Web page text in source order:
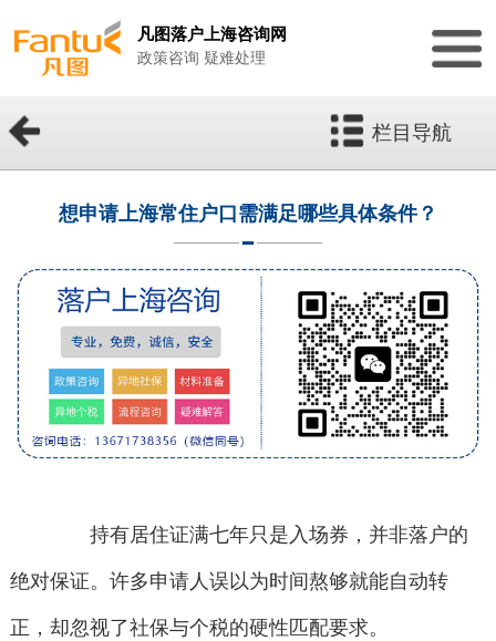
凡图落户上海咨询网
政策咨询 疑难处理
栏目导航
想申请上海常住户口需满足哪些具体条件？
持有居住证满七年只是入场券，并非落户的
绝对保证。许多申请人误以为时间熬够就能自动转
正，却忽视了社保与个税的硬性匹配要求。